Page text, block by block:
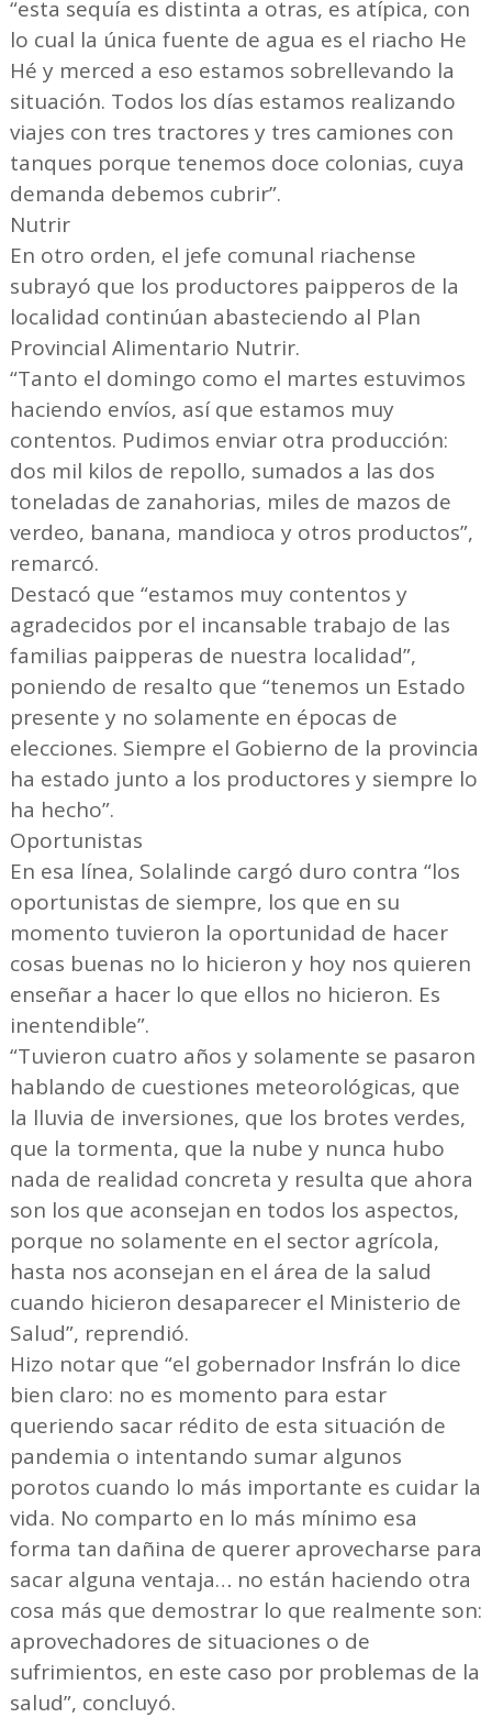
“esta sequía es distinta a otras, es atípica, con
lo cual la única fuente de agua es el riacho He
Hé y merced a eso estamos sobrellevando la
situación. Todos los días estamos realizando
viajes con tres tractores y tres camiones con
tanques porque tenemos doce colonias, cuya
demanda debemos cubrir”.
Nutrir
En otro orden, el jefe comunal riachense
subrayó que los productores paipperos de la
localidad continúan abasteciendo al Plan
Provincial Alimentario Nutrir.
“Tanto el domingo como el martes estuvimos
haciendo envíos, así que estamos muy
contentos. Pudimos enviar otra producción:
dos mil kilos de repollo, sumados a las dos
toneladas de zanahorias, miles de mazos de
verdeo, banana, mandioca y otros productos”,
remarcó.
Destacó que “estamos muy contentos y
agradecidos por el incansable trabajo de las
familias paipperas de nuestra localidad”,
poniendo de resalto que “tenemos un Estado
presente y no solamente en épocas de
elecciones. Siempre el Gobierno de la provincia
ha estado junto a los productores y siempre lo
ha hecho”.
Oportunistas
En esa línea, Solalinde cargó duro contra “los
oportunistas de siempre, los que en su
momento tuvieron la oportunidad de hacer
cosas buenas no lo hicieron y hoy nos quieren
enseñar a hacer lo que ellos no hicieron. Es
inentendible”.
“Tuvieron cuatro años y solamente se pasaron
hablando de cuestiones meteorológicas, que
la lluvia de inversiones, que los brotes verdes,
que la tormenta, que la nube y nunca hubo
nada de realidad concreta y resulta que ahora
son los que aconsejan en todos los aspectos,
porque no solamente en el sector agrícola,
hasta nos aconsejan en el área de la salud
cuando hicieron desaparecer el Ministerio de
Salud”, reprendió.
Hizo notar que “el gobernador Insfrán lo dice
bien claro: no es momento para estar
queriendo sacar rédito de esta situación de
pandemia o intentando sumar algunos
porotos cuando lo más importante es cuidar la
vida. No comparto en lo más mínimo esa
forma tan dañina de querer aprovecharse para
sacar alguna ventaja… no están haciendo otra
cosa más que demostrar lo que realmente son:
aprovechadores de situaciones o de
sufrimientos, en este caso por problemas de la
salud”, concluyó.